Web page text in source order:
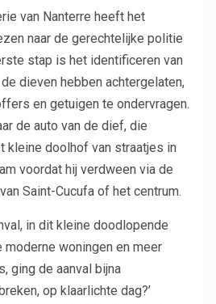
van Nanterre heeft het
naar de gerechtelijke politie
stap is het identificeren van
dieven hebben achtergelaten,
en getuigen te ondervragen.
de auto van de dief, die
kleine doolhof van straatjes in
voordat hij verdween via de
Saint-Cucufa of het centrum.
in dit kleine doodlopende
woningen en meer
ging de aanval bijna
op klaarlichte dag?’